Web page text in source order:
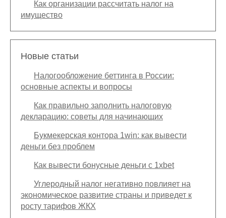
Как организации рассчитать налог на
имущество
Новые статьи
Налогообложение беттинга в России:
основные аспекты и вопросы
Как правильно заполнить налоговую
декларацию: советы для начинающих
Букмекерская контора 1win: как вывести
деньги без проблем
Как вывести бонусные деньги с 1xbet
Углеродный налог негативно повлияет на
экономическое развитие страны и приведет к
росту тарифов ЖКХ